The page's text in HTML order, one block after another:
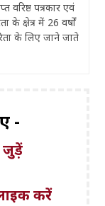
वरिष्ठ पत्रकार एवं
के क्षेत्र में 26 वर्षों
के लिए जाने जाते
-
जुड़ें
करें